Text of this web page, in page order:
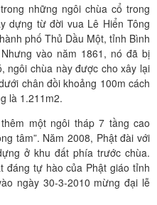
những ngôi chùa cổ trong
dựng từ đời vua Lê Hiển Tông
phố Thủ Dầu Một, tỉnh Bình
vào năm 1861, nó đã bị
ngôi chùa này được cho xây lại
chân đồi khoảng 100m cách
là 1.211m2.
một ngôi tháp 7 tầng cao
tâm”. Năm 2008, Phật đài với
ở khu đất phía trước chùa.
đáng tự hào của Phật giáo tỉnh
ngày 30-3-2010 mừng đại lễ